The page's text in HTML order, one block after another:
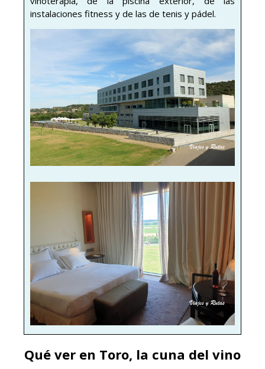
instalaciones fitness y de las de tenis y pádel.
Qué ver en Toro, la cuna del vino